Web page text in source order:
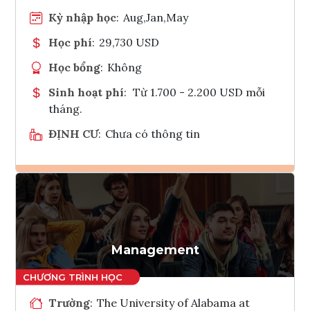
Kỳ nhập học: Aug,Jan,May
Học phí: 29,730 USD
Học bổng: Không
Sinh hoạt phí: Từ 1.700 - 2.200 USD mỗi
tháng.
ĐỊNH CƯ: Chưa có thông tin
Ghi danh
Tham vấn Interlink
Management
Trường: The University of Alabama at